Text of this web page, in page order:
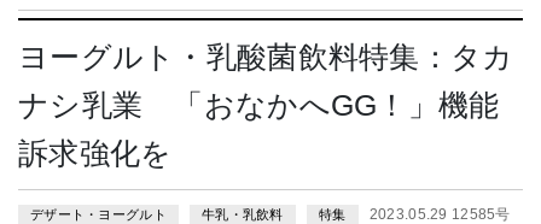
ヨーグルト・乳酸菌飲料特集：タカ
ナシ乳業 「おなかへGG！」機能
訴求強化を
デザート・ヨーグルト 牛乳・乳飲料 特集 2023.05.29 12585号